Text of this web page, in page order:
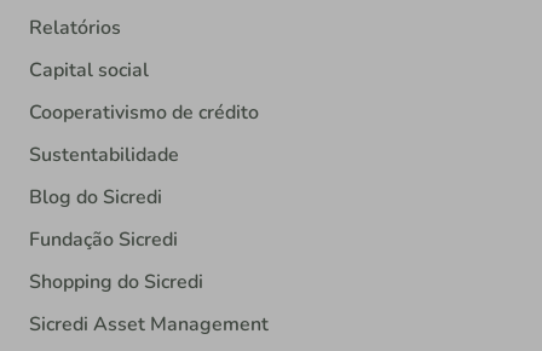
Relatórios
Capital social
Cooperativismo de crédito
Sustentabilidade
Blog do Sicredi
Fundação Sicredi
Shopping do Sicredi
Sicredi Asset Management